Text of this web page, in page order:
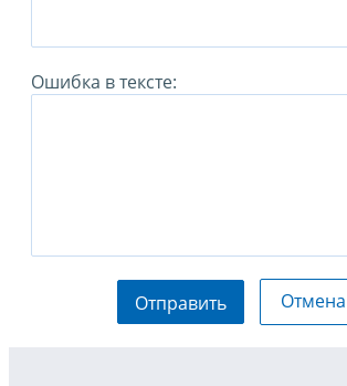
Ошибка в тексте:
Отправить Отмена